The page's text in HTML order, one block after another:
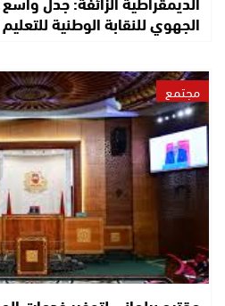
الجهوي للنقابة الوطنية
مجتمع